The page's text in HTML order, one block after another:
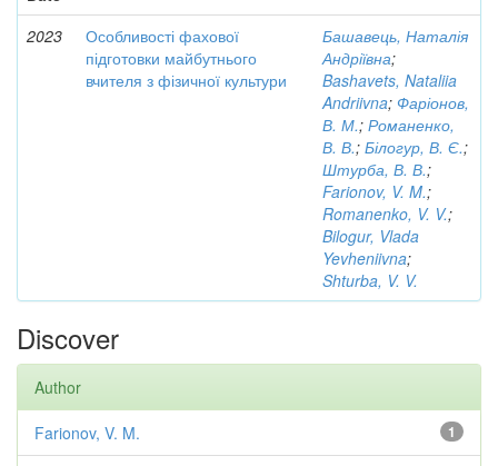
2023
Особливості фахової
підготовки майбутнього
вчителя з фізичної культури
Башавець, Наталія
Андріївна;
Bashavets, Nataliia
Andriivna; Фаріонов,
В. М.; Романенко,
В. В.; Білогур, В. Є.;
Штурба, В. В.;
Farionov, V. M.;
Romanenko, V. V.;
Bilogur, Vlada
Yevheniivna;
Shturba, V. V.
Discover
Author
1
Farionov, V. M.